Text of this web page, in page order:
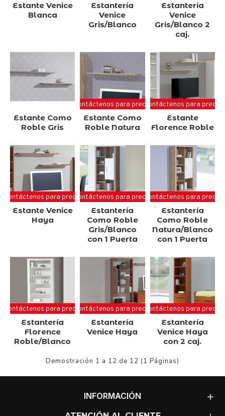
Estante Venice
Blanca
Estantería
Venice
Gris/Blanco
Estantería
Venice
Gris/Blanco 2
caj.
Estante Como
Roble Gris
Contáctenos para precio
Estante Como
Roble Natura
Contáctenos para precio
Estante
Florence Roble
Contáctenos para precio
Estante Venice
Haya
Contáctenos para precio
Estantería
Como Roble
Gris/Blanco
con 1 Puerta
Contáctenos para precio
Estantería
Como Roble
Natura/Blanco
con 1 Puerta
Contáctenos para precio
Estantería
Florence
Roble/Blanco
Contáctenos para precio
Estantería
Venice Haya
Contáctenos para precio
Estantería
Venice Haya
con 2 caj.
Demostración 1 a 12 de 12 (1 Páginas)
INFORMACIÓN